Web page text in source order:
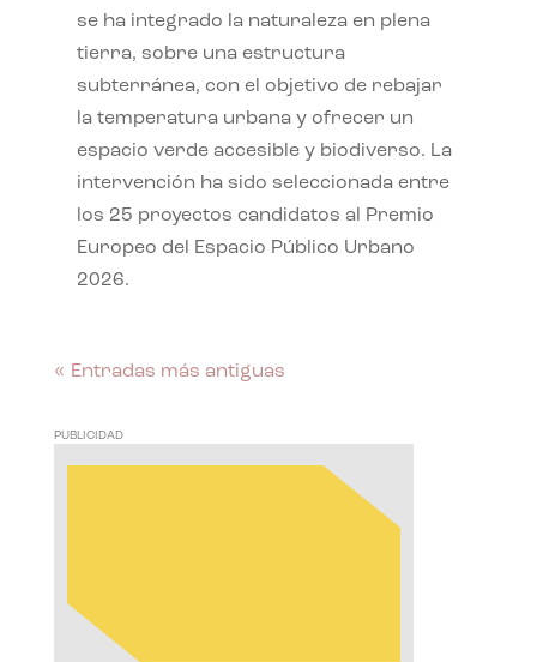
se ha integrado la naturaleza en plena
tierra, sobre una estructura
subterránea, con el objetivo de rebajar
la temperatura urbana y ofrecer un
espacio verde accesible y biodiverso. La
intervención ha sido seleccionada entre
los 25 proyectos candidatos al Premio
Europeo del Espacio Público Urbano
2026.
« Entradas más antiguas
PUBLICIDAD